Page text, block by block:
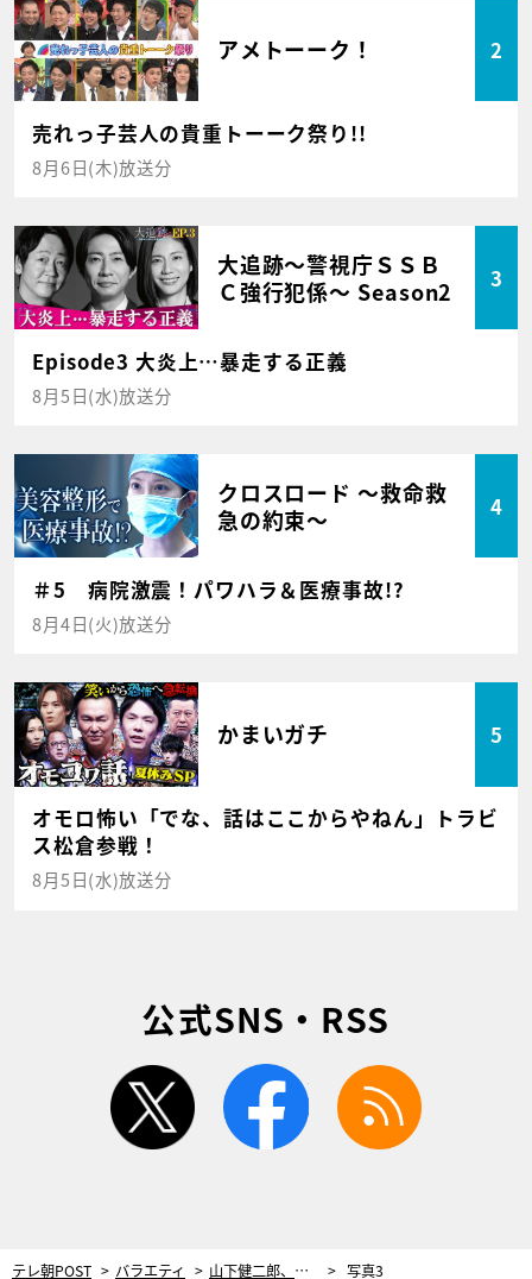
アメトーーク！ 2
売れっ子芸人の貴重トーーク祭り!!
8月6日(木)放送分
大追跡～警視庁ＳＳＢ
Ｃ強行犯係～ Season2
3
Episode3 大炎上…暴走する正義
8月5日(水)放送分
クロスロード ～救命救
急の約束～
4
＃5 病院激震！パワハラ＆医療事故!?
8月4日(火)放送分
かまいガチ 5
オモロ怖い「でな、話はここからやねん」トラビ
ス松倉参戦！
8月5日(水)放送分
公式SNS・RSS
twitter facebook
テレ朝POST バラエティ 山下健二郎、大好きな『ポツンと一軒家』で感動！「最近、田舎のほうに家を購入して…」 写真3